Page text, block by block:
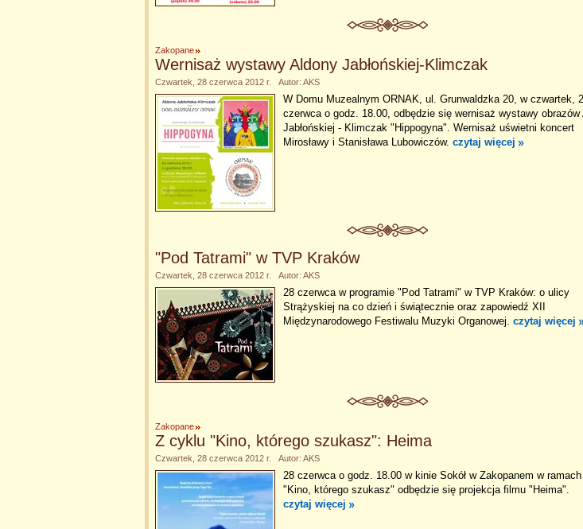
Zakopane
Wernisaż wystawy Aldony Jabłońskiej-Klimczak
Czwartek, 28 czerwca 2012 r. Autor: AKS
W Domu Muzealnym ORNAK, ul. Grunwaldzka 20, w czwartek,
czerwca o godz. 18.00, odbędzie się wernisaż wystawy obrazów
Jabłońskiej - Klimczak "Hippogyna". Wernisaż uświetni koncert
Mirosławy i Stanisława Lubowiczów. czytaj więcej
"Pod Tatrami" w TVP Kraków
Czwartek, 28 czerwca 2012 r. Autor: AKS
28 czerwca w programie "Pod Tatrami" w TVP Kraków: o ulicy
Strążyskiej na co dzień i świątecznie oraz zapowiedź XII
Międzynarodowego Festiwalu Muzyki Organowej. czytaj więcej
Zakopane
Z cyklu "Kino, którego szukasz": Heima
Czwartek, 28 czerwca 2012 r. Autor: AKS
28 czerwca o godz. 18.00 w kinie Sokół w Zakopanem w
"Kino, którego szukasz" odbędzie się projekcja filmu "Heima".
czytaj więcej